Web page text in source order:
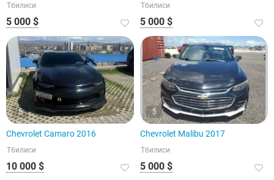
Тбилиси
5 000 $
Тбилиси
5 000 $
5
Chevrolet Camaro 2016
Тбилиси
10 000 $
5
Chevrolet Malibu 2017
Тбилиси
5 000 $